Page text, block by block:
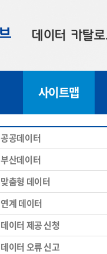
데이터 카탈
부산데이터
맞춤형 데이터
연계 데이터
데이터 제공 신청
데이터 오류 신고
사이트맵
공공데이터
부산데이터
맞춤형 데이터
연계 데이터
데이터 제공 신청
데이터 오류 신고